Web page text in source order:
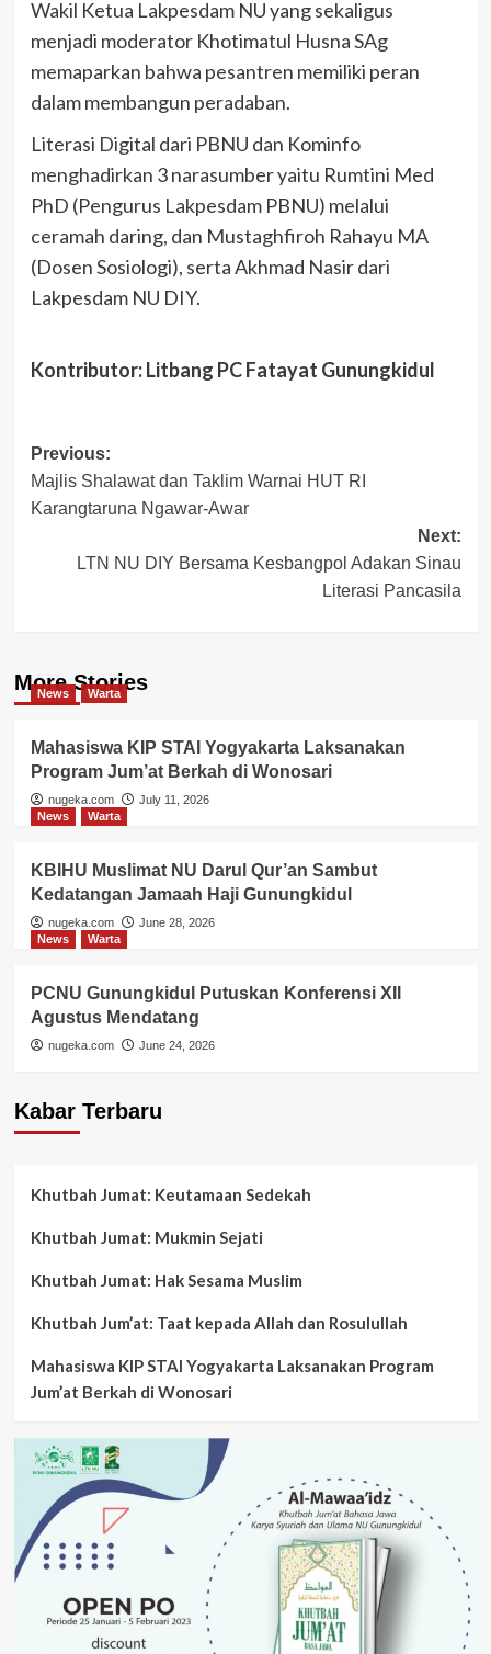
Wakil Ketua Lakpesdam NU yang sekaligus
menjadi moderator Khotimatul Husna SAg
memaparkan bahwa pesantren memiliki peran
dalam membangun peradaban.
Literasi Digital dari PBNU dan Kominfo
menghadirkan 3 narasumber yaitu Rumtini Med
PhD (Pengurus Lakpesdam PBNU) melalui
ceramah daring, dan Mustaghfiroh Rahayu MA
(Dosen Sosiologi), serta Akhmad Nasir dari
Lakpesdam NU DIY.
Kontributor: Litbang PC Fatayat Gunungkidul
Post
navigation
Previous:
Majlis Shalawat dan Taklim Warnai HUT RI
Karangtaruna Ngawar-Awar
Next:
LTN NU DIY Bersama Kesbangpol Adakan Sinau
Literasi Pancasila
More Stories
News Warta
Mahasiswa KIP STAI Yogyakarta Laksanakan
Program Jum’at Berkah di Wonosari
nugeka.com
July 11, 2026
News
Warta
KBIHU Muslimat NU Darul Qur’an Sambut
Kedatangan Jamaah Haji Gunungkidul
nugeka.com
June 28, 2026
News
Warta
PCNU Gunungkidul Putuskan Konferensi XII
Agustus Mendatang
nugeka.com June 24, 2026
Kabar Terbaru
Khutbah Jumat: Keutamaan Sedekah
Khutbah Jumat: Mukmin Sejati
Khutbah Jumat: Hak Sesama Muslim
Khutbah Jum’at: Taat kepada Allah dan Rosulullah
Mahasiswa KIP STAI Yogyakarta Laksanakan Program
Jum’at Berkah di Wonosari